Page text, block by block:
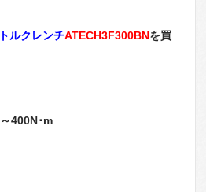
ルクレンチATECH3F300BNを買
400N･m